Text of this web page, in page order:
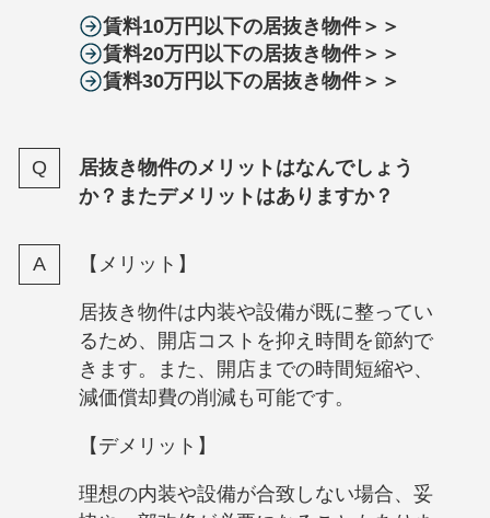
賃料10万円以下の居抜き物件＞＞
賃料20万円以下の居抜き物件＞＞
賃料30万円以下の居抜き物件＞＞
居抜き物件のメリットはなんでしょう
か？またデメリットはありますか？
【メリット】
居抜き物件は内装や設備が既に整ってい
るため、開店コストを抑え時間を節約で
きます。また、開店までの時間短縮や、
減価償却費の削減も可能です。
【デメリット】
理想の内装や設備が合致しない場合、妥